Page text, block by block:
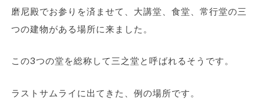
磨尼殿でお参りを済ませて、大講堂、食堂、常行堂の三
つの建物がある場所に来ました。
この3つの堂を総称して三之堂と呼ばれるそうです。
ラストサムライに出てきた、例の場所です。